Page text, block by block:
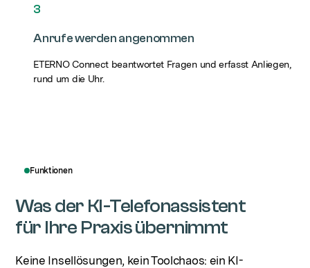
3
Anrufe werden angenommen
ETERNO Connect beantwortet Fragen und erfasst Anliegen,
rund um die Uhr.
Funktionen
Was der KI-Telefonassistent
für Ihre Praxis übernimmt
Keine Insellösungen, kein Toolchaos: ein KI-